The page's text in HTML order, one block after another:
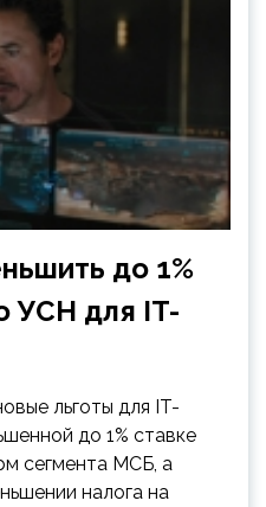
до 1%
УСН для IT-
льготы для IT-
до 1% ставке
сегмента МСБ, а
налога на